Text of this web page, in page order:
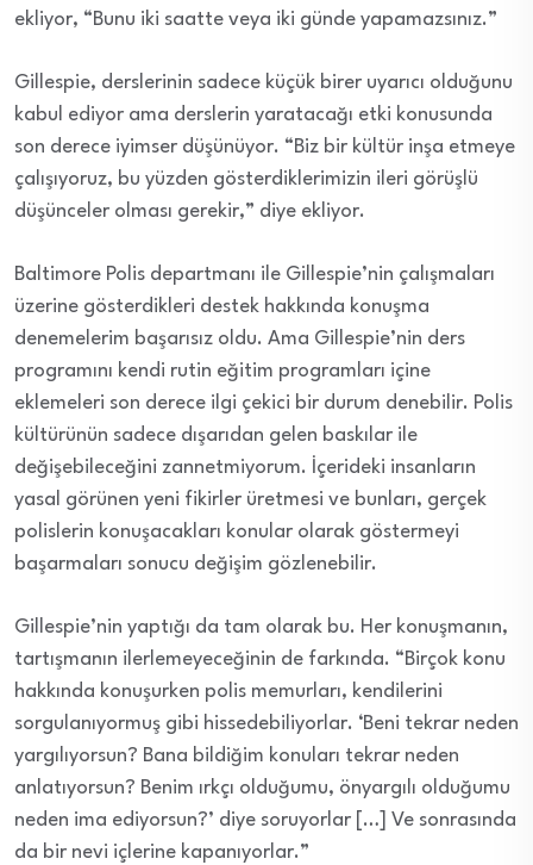
ekliyor, “Bunu iki saatte veya iki günde yapamazsınız.”
Gillespie, derslerinin sadece küçük birer uyarıcı olduğunu
kabul ediyor ama derslerin yaratacağı etki konusunda
son derece iyimser düşünüyor. “Biz bir kültür inşa etmeye
çalışıyoruz, bu yüzden gösterdiklerimizin ileri görüşlü
düşünceler olması gerekir,” diye ekliyor.
Baltimore Polis departmanı ile Gillespie’nin çalışmaları
üzerine gösterdikleri destek hakkında konuşma
denemelerim başarısız oldu. Ama Gillespie’nin ders
programını kendi rutin eğitim programları içine
eklemeleri son derece ilgi çekici bir durum denebilir. Polis
kültürünün sadece dışarıdan gelen baskılar ile
değişebileceğini zannetmiyorum. İçerideki insanların
yasal görünen yeni fikirler üretmesi ve bunları, gerçek
polislerin konuşacakları konular olarak göstermeyi
başarmaları sonucu değişim gözlenebilir.
Gillespie’nin yaptığı da tam olarak bu. Her konuşmanın,
tartışmanın ilerlemeyeceğinin de farkında. “Birçok konu
hakkında konuşurken polis memurları, kendilerini
sorgulanıyormuş gibi hissedebiliyorlar. ‘Beni tekrar neden
yargılıyorsun? Bana bildiğim konuları tekrar neden
anlatıyorsun? Benim ırkçı olduğumu, önyargılı olduğumu
neden ima ediyorsun?’ diye soruyorlar […] Ve sonrasında
da bir nevi içlerine kapanıyorlar.”